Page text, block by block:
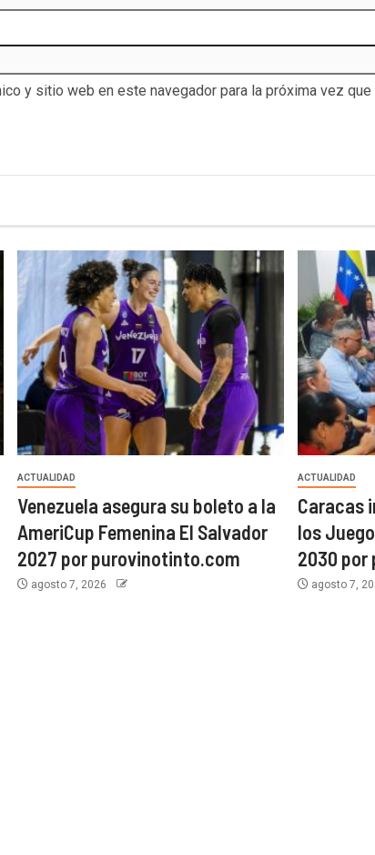
y sitio web en este navegador para la próxima vez que
ACTUALIDAD
Venezuela asegura su boleto a la
AmeriCup Femenina El Salvador
2027 por purovinotinto.com
agosto 7, 2026
ACTUALIDAD
Caracas
los
2030
agosto 7,